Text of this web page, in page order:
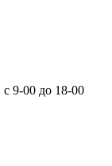
с 9-00 до 18-00